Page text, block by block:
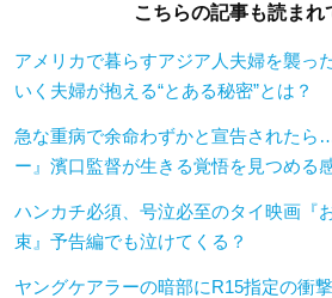
こちらの記事も読まれ
アメリカで暮らすアジア人夫婦を襲っ
いく夫婦が抱える“とある秘密”とは？
急な重病で余命わずかと宣告されたら
ー』濱口監督が生きる覚悟を見つめる
ハンカチ必須、号泣必至のタイ映画『
束』予告編でも泣けてくる？
ヤングケアラーの暗部にR15指定の衝